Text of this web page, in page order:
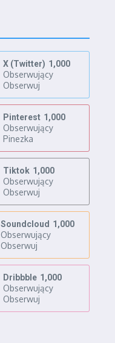
X (Twitter) 1,000
Obserwujący
Obserwuj
Pinterest 1,000
Obserwujący
Pinezka
Tiktok 1,000
Obserwujący
Obserwuj
Soundcloud 1,000
Obserwujący
Obserwuj
Dribbble 1,000
Obserwujący
Obserwuj